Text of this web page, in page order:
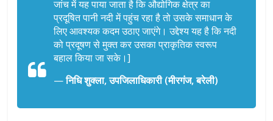
जांच में यह पाया जाता है कि औद्योगिक क्षेत्र का
प्रदूषित पानी नदी में पहुंच रहा है तो उसके समाधान के
लिए आवश्यक कदम उठाए जाएंगे। उद्देश्य यह है कि नदी
को प्रदूषण से मुक्त कर उसका प्राकृतिक स्वरूप
बहाल किया जा सके।]
—निधि शुक्ला, उपजिलाधिकारी (मीरगंज, बरेली)